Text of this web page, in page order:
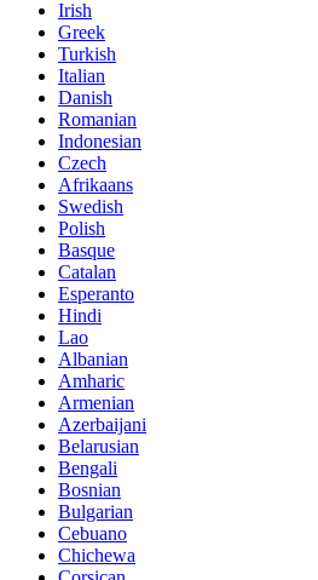
Irish
Greek
Turkish
Italian
Danish
Romanian
Indonesian
Czech
Afrikaans
Swedish
Polish
Basque
Catalan
Esperanto
Hindi
Lao
Albanian
Amharic
Armenian
Azerbaijani
Belarusian
Bengali
Bosnian
Bulgarian
Cebuano
Chichewa